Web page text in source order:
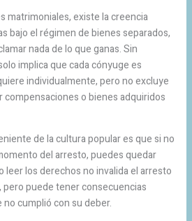
matrimoniales, existe la creencia
bajo el régimen de bienes separados,
nada de lo que ganas. Sin
implica que cada cónyuge es
individualmente, pero no excluye
compensaciones o bienes adquiridos
de la cultura popular es que si no
del arresto, puedes quedar
leer los derechos no invalida el arresto
pero puede tener consecuencias
cumplió con su deber.